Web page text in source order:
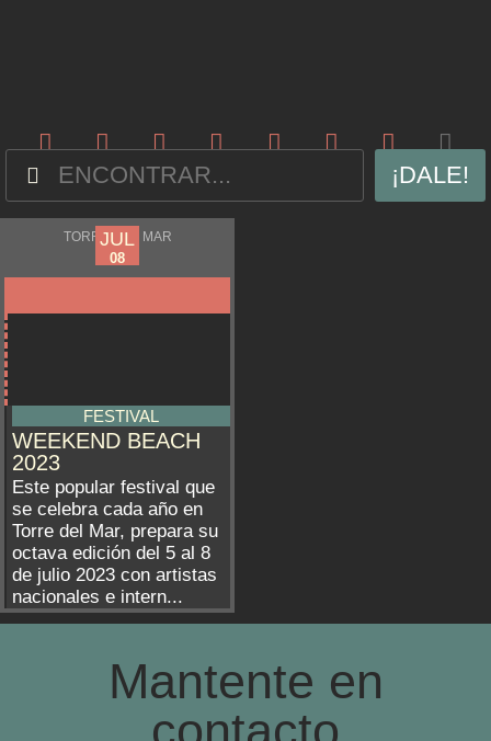
¡DALE!
TORRE DEL MAR
JUL
05
JUL
08
FESTIVAL
WEEKEND BEACH
2023
Este popular festival que
se celebra cada año en
Torre del Mar, prepara su
octava edición del 5 al 8
de julio 2023 con artistas
nacionales e intern...
Mantente en